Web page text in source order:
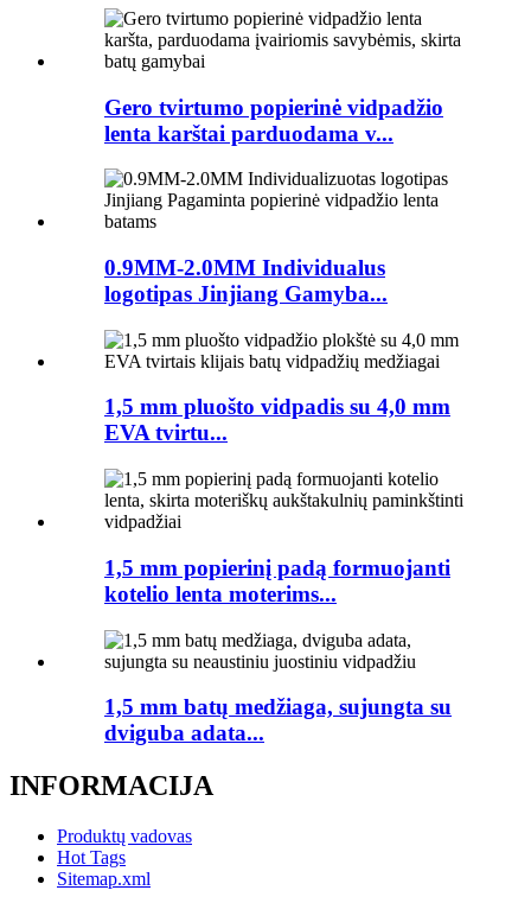
Gero tvirtumo popierinė vidpadžio
lenta karštai parduodama v...
0.9MM-2.0MM Individualus
logotipas Jinjiang Gamyba...
1,5 mm pluošto vidpadis su 4,0 mm
EVA tvirtu...
1,5 mm popierinį padą formuojanti
kotelio lenta moterims...
1,5 mm batų medžiaga, sujungta su
dviguba adata...
INFORMACIJA
Produktų vadovas
Hot Tags
Sitemap.xml